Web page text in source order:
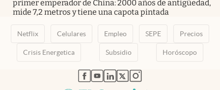
primer emperador de China: 2000 años de antigüedad,
mide 7,2 metros y tiene una capota pintada
Netflix Celulares Empleo SEPE Precios
Crisis Energetica Subsidio Horóscopo
abre en nueva pestaña
abre en nueva pestaña
abre en nueva pestaña
abre en nueva pestaña
abre en nueva pestaña